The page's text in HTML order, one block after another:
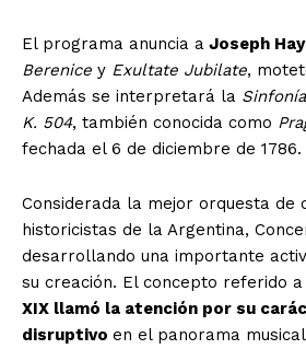
El programa anuncia a Joseph
Berenice y Exultate Jubilate,
Además se interpretará la
K. 504, también conocida como
fechada el 6 de diciembre de 1786.
Considerada la mejor orquesta de
historicistas de la Argentina,
desarrollando una importante
su creación. El concepto referido
XIX llamó la atención por su
disruptivo en el panorama